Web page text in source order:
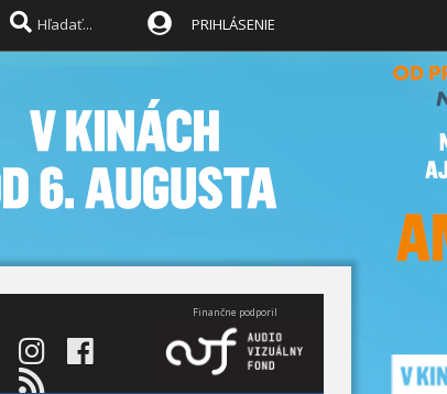
PRIHLÁSENIE
Finančne podporil